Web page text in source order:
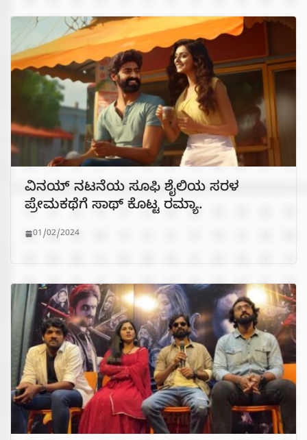
ವಿನಯ್ ನಟನೆಯ ಸೂಫಿ ಶೈಲಿಯ ಸರಳ
ಪ್ರೇಮಕಥೆಗೆ ಸಾಥ್ ಕೊಟ್ಟ ರಮ್ಯಾ.
01/02/2024